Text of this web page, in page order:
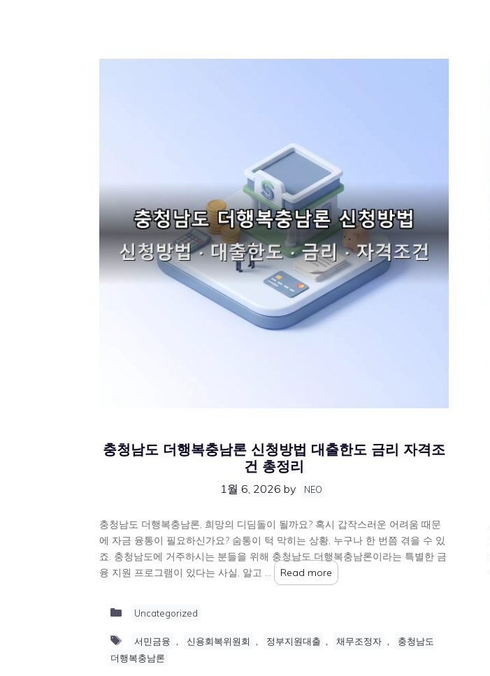
충청남도 더행복충남론 신청방법 대출한도 금리 자격조
건 총정리
1월 6, 2026 by NEO
충청남도 더행복충남론, 희망의 디딤돌이 될까요? 혹시 갑작스러운 어려움 때문
에 자금 융통이 필요하신가요? 숨통이 턱 막히는 상황, 누구나 한 번쯤 겪을 수 있
죠. 충청남도에 거주하시는 분들을 위해 충청남도 더행복충남론이라는 특별한 금
융 지원 프로그램이 있다는 사실, 알고 …
Read more
Categories
Uncategorized
Tags
서민금융 신용회복위원회 정부지원대출 채무조정자
충청남도
더행복충남론